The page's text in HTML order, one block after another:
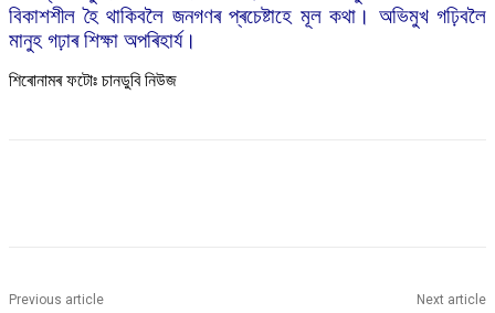
বিকাশশীল হৈ থাকিবলৈ জনগণৰ প্ৰচেষ্টাহে মূল কথা। অভিমুখ গঢ়িবলৈ
মানুহ গঢ়াৰ শিক্ষা অপৰিহাৰ্য।
শিৰোনামৰ ফটোঃ চানডুবি নিউজ
Previous article Next article